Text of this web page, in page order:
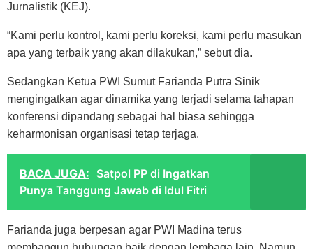
Jurnalistik (KEJ).
“Kami perlu kontrol, kami perlu koreksi, kami perlu masukan
apa yang terbaik yang akan dilakukan,” sebut dia.
Sedangkan Ketua PWI Sumut Farianda Putra Sinik
mengingatkan agar dinamika yang terjadi selama tahapan
konferensi dipandang sebagai hal biasa sehingga
keharmonisan organisasi tetap terjaga.
BACA JUGA: Satpol PP di Ingatkan
Punya Tanggung Jawab di Idul Fitri
Farianda juga berpesan agar PWI Madina terus